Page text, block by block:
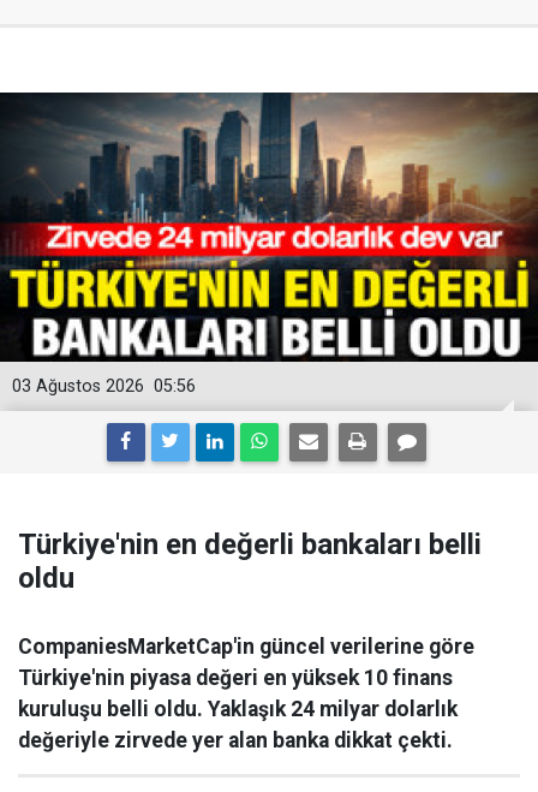
05:56
03 Ağustos 2026
Türkiye'nin en değerli bankaları belli
oldu
CompaniesMarketCap'in güncel verilerine göre
Türkiye'nin piyasa değeri en yüksek 10 finans
kuruluşu belli oldu. Yaklaşık 24 milyar dolarlık
değeriyle zirvede yer alan banka dikkat çekti.